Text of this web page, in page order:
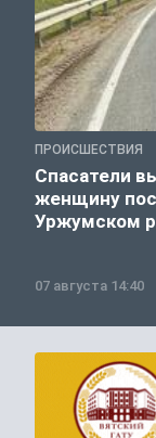
ПРОИСШЕСТВИЯ
Спасатели
женщину
Уржумском
07 августа 14:40